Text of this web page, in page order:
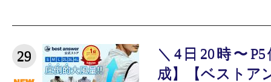
29
＼4日20時〜
成】【ベストア